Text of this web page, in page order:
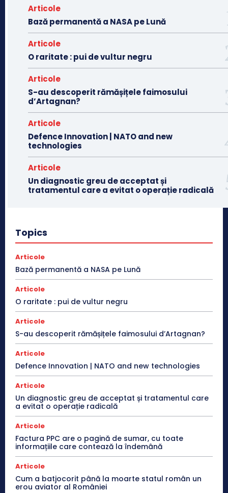
Articole
Bază permanentă a NASA pe Lună
Articole
O raritate : pui de vultur negru
Articole
S-au descoperit rămășițele faimosului
d’Artagnan?
Articole
Defence Innovation | NATO and new
technologies
Articole
Un diagnostic greu de acceptat și
tratamentul care a evitat o operație radicală
Topics
Articole
Bază permanentă a NASA pe Lună
Articole
O raritate : pui de vultur negru
Articole
S-au descoperit rămășițele faimosului d’Artagnan?
Articole
Defence Innovation | NATO and new technologies
Articole
Un diagnostic greu de acceptat și tratamentul care
a evitat o operație radicală
Articole
Factura PPC are o pagină de sumar, cu toate
informațiile care contează la îndemână
Articole
Cum a batjocorit până la moarte statul român un
erou aviator al României